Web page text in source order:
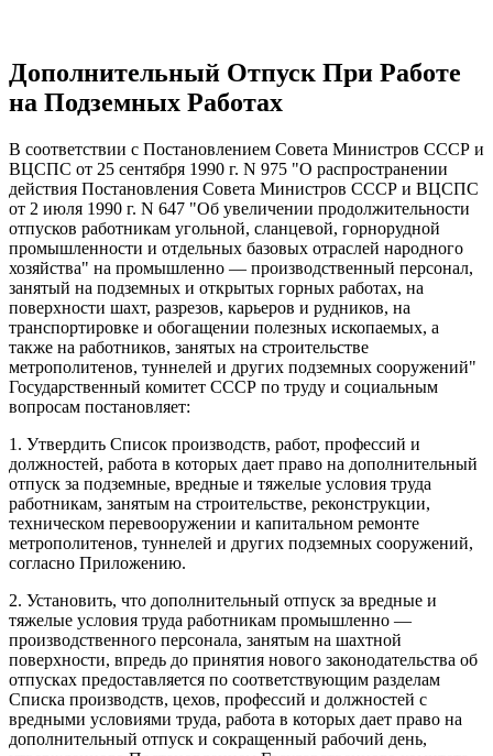
Дополнительный Отпуск При Работе
на Подземных Работах
В соответствии с Постановлением Совета Министров СССР и
ВЦСПС от 25 сентября 1990 г. N 975 "О распространении
действия Постановления Совета Министров СССР и ВЦСПС
от 2 июля 1990 г. N 647 "Об увеличении продолжительности
отпусков работникам угольной, сланцевой, горнорудной
промышленности и отдельных базовых отраслей народного
хозяйства" на промышленно — производственный персонал,
занятый на подземных и открытых горных работах, на
поверхности шахт, разрезов, карьеров и рудников, на
транспортировке и обогащении полезных ископаемых, а
также на работников, занятых на строительстве
метрополитенов, туннелей и других подземных сооружений"
Государственный комитет СССР по труду и социальным
вопросам постановляет:
1. Утвердить Список производств, работ, профессий и
должностей, работа в которых дает право на дополнительный
отпуск за подземные, вредные и тяжелые условия труда
работникам, занятым на строительстве, реконструкции,
техническом перевооружении и капитальном ремонте
метрополитенов, туннелей и других подземных сооружений,
согласно Приложению.
2. Установить, что дополнительный отпуск за вредные и
тяжелые условия труда работникам промышленно —
производственного персонала, занятым на шахтной
поверхности, впредь до принятия нового законодательства об
отпусках предоставляется по соответствующим разделам
Списка производств, цехов, профессий и должностей с
вредными условиями труда, работа в которых дает право на
дополнительный отпуск и сокращенный рабочий день,